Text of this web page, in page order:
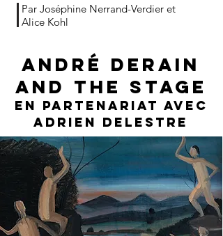
Par Joséphine Nerrand-Verdier et
Alice Kohl
André Derain
and The Stage
En partenariat avec
Adrien Delestre